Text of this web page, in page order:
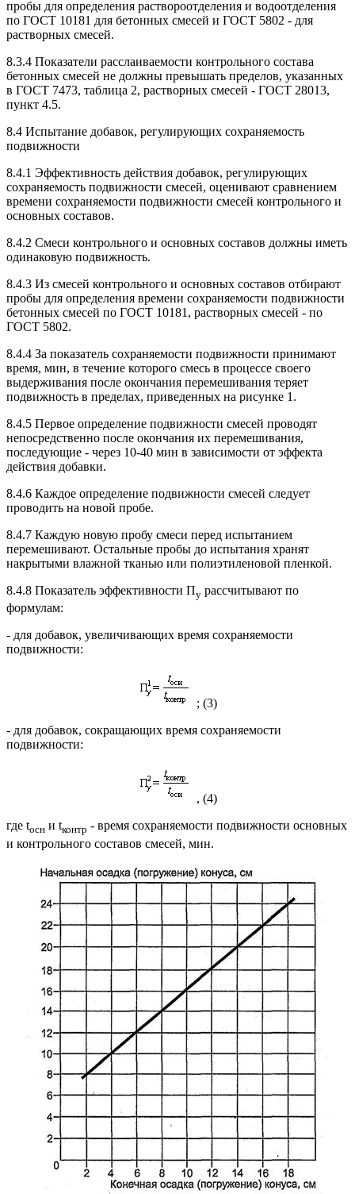
пробы для определения раствороотделения и водоотделения
по ГОСТ 10181 для бетонных смесей и ГОСТ 5802 - для
растворных смесей.
8.3.4 Показатели расслаиваемости контрольного состава
бетонных смесей не должны превышать пределов, указанных
в ГОСТ 7473, таблица 2, растворных смесей - ГОСТ 28013,
пункт 4.5.
8.4 Испытание добавок, регулирующих сохраняемость
подвижности
8.4.1 Эффективность действия добавок, регулирующих
сохраняемость подвижности смесей, оценивают сравнением
времени сохраняемости подвижности смесей контрольного и
основных составов.
8.4.2 Смеси контрольного и основных составов должны иметь
одинаковую подвижность.
8.4.3 Из смесей контрольного и основных составов отбирают
пробы для определения времени сохраняемости подвижности
бетонных смесей по ГОСТ 10181, растворных смесей - по
ГОСТ 5802.
8.4.4 За показатель сохраняемости подвижности принимают
время, мин, в течение которого смесь в процессе своего
выдерживания после окончания перемешивания теряет
подвижность в пределах, приведенных на рисунке 1.
8.4.5 Первое определение подвижности смесей проводят
непосредственно после окончания их перемешивания,
последующие - через 10-40 мин в зависимости от эффекта
действия добавки.
8.4.6 Каждое определение подвижности смесей следует
проводить на новой пробе.
8.4.7 Каждую новую пробу смеси перед испытанием
перемешивают. Остальные пробы до испытания хранят
накрытыми влажной тканью или полиэтиленовой пленкой.
8.4.8 Показатель эффективности Пу рассчитывают по
формулам:
- для добавок, увеличивающих время сохраняемости
подвижности:
; (3)
- для добавок, сокращающих время сохраняемости
подвижности:
, (4)
где tосн и tконтр - время сохраняемости подвижности основных
и контрольного составов смесей, мин.